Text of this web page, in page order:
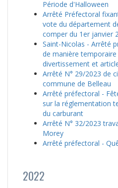
Période d'Halloween
Arrêté Préfectoral
vote du département
comper du 1er janvier
Saint-Nicolas - Arrêté
de manière
divertissement et
Arrêté N° 29/2023 de
commune de Belleau
Arrêté préfectoral -
sur la réglementation
du carburant
Arrêté N° 32/2023
Morey
Arrêté préfectoral -
2022